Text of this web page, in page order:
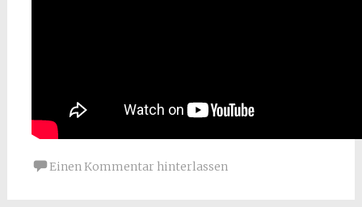
Einen Kommentar hinterlassen